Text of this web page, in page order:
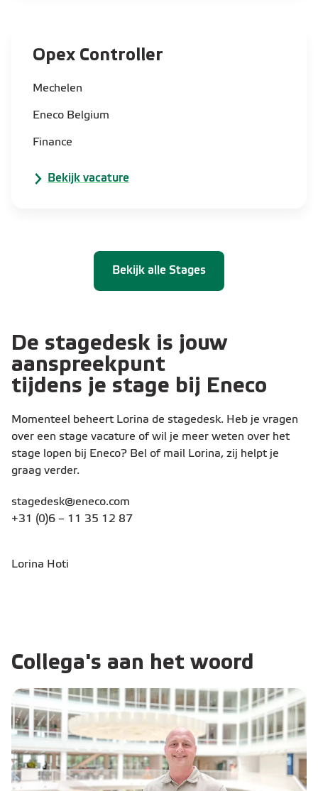
Opex Controller
Mechelen
Eneco Belgium
Finance
Bekijk vacature
Bekijk alle Stages
De stagedesk is jouw
aanspreekpunt
tijdens je stage bij Eneco
Momenteel beheert Lorina de stagedesk. Heb je vragen
over een stage vacature of wil je meer weten over het
stage lopen bij Eneco? Bel of mail Lorina, zij helpt je
graag verder.
stagedesk@eneco.com
+31 (0)6 – 11 35 12 87
Lorina Hoti
Collega's aan het woord